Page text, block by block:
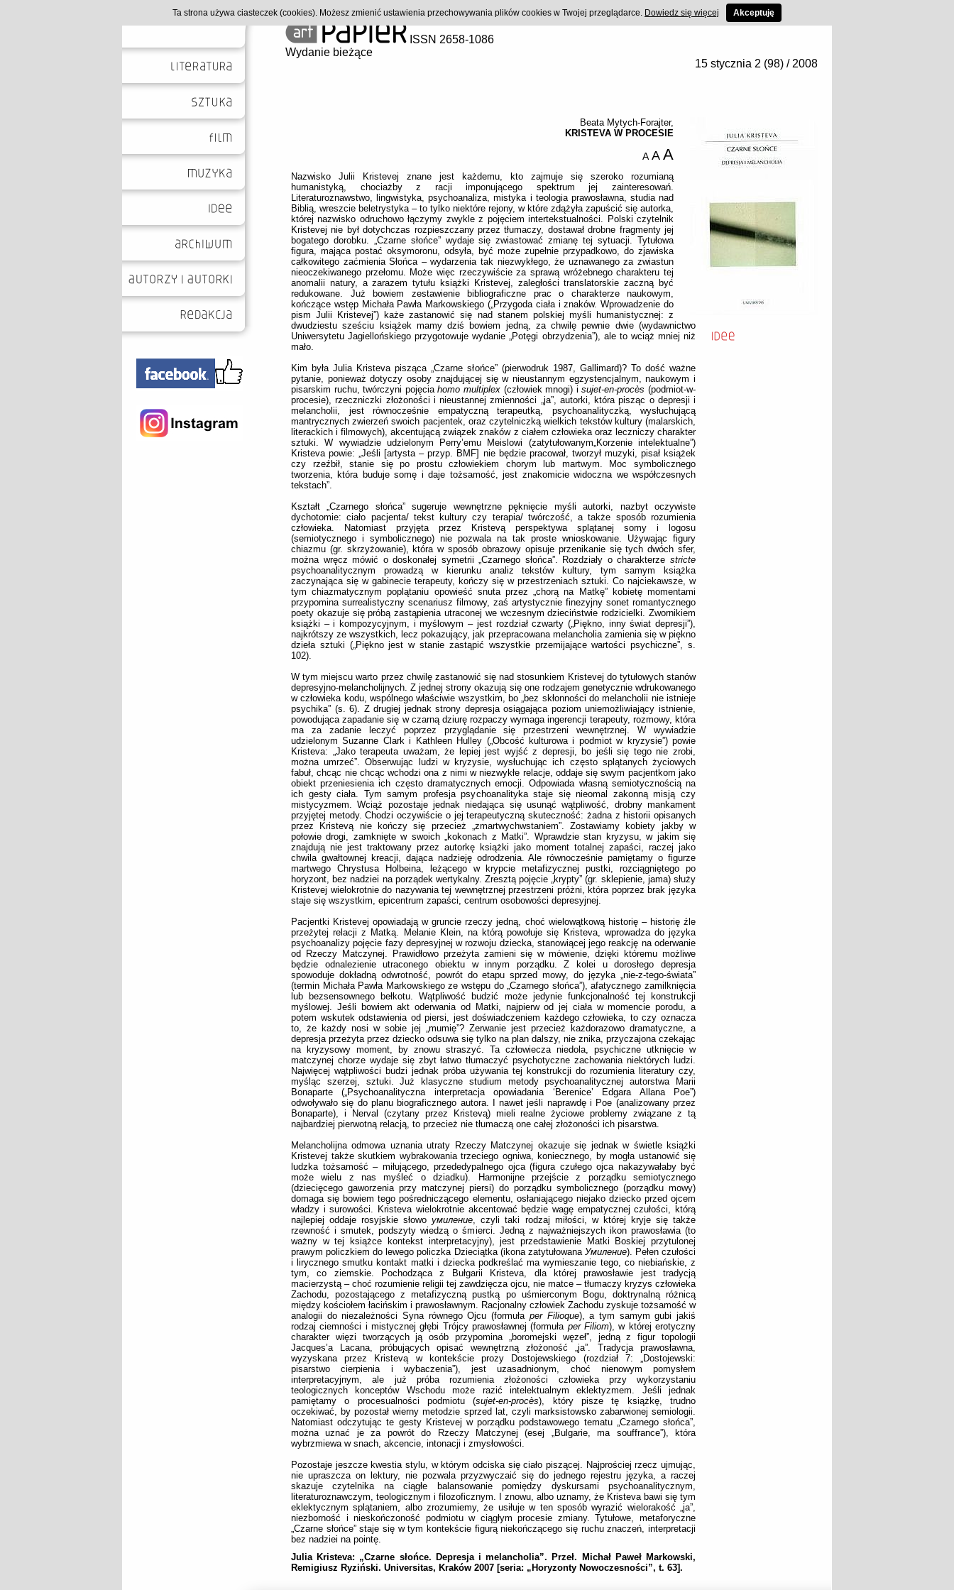
ISSN 2658-1086
Wydanie bieżące
15 stycznia 2 (98) / 2008
Beata Mytych-Forajter,
KRISTEVA W PROCESIE
A A A
Nazwisko Julii Kristevej znane jest każdemu, kto zajmuje się szeroko rozumianą
humanistyką, chociażby z racji imponującego spektrum jej zainteresowań.
Literaturoznawstwo, lingwistyka, psychoanaliza, mistyka i teologia prawosławna, studia nad
Biblią, wreszcie beletrystyka – to tylko niektóre rejony, w które zdążyła zapuścić się autorka,
której nazwisko odruchowo łączymy zwykle z pojęciem intertekstualności. Polski czytelnik
Kristevej nie był dotychczas rozpieszczany przez tłumaczy, dostawał drobne fragmenty jej
bogatego dorobku. „Czarne słońce” wydaje się zwiastować zmianę tej sytuacji. Tytułowa
figura, mająca postać oksymoronu, odsyła, być może zupełnie przypadkowo, do zjawiska
całkowitego zaćmienia Słońca – wydarzenia tak niezwykłego, że uznawanego za zwiastun
nieoczekiwanego przełomu. Może więc rzeczywiście za sprawą wróżebnego charakteru tej
anomalii natury, a zarazem tytułu książki Kristevej, zaległości translatorskie zaczną być
redukowane. Już bowiem zestawienie bibliograficzne prac o charakterze naukowym,
kończące wstęp Michała Pawła Markowskiego („Przygoda ciała i znaków. Wprowadzenie do
pism Julii Kristevej”) każe zastanowić się nad stanem polskiej myśli humanistycznej: z
dwudziestu sześciu książek mamy dziś bowiem jedną, za chwilę pewnie dwie (wydawnictwo
Uniwersytetu Jagiellońskiego przygotowuje wydanie „Potęgi obrzydzenia”), ale to wciąż mniej niż
mało.
Kim była Julia Kristeva pisząca „Czarne słońce” (pierwodruk 1987, Gallimard)? To dość ważne
pytanie, ponieważ dotyczy osoby znajdującej się w nieustannym egzystencjalnym, naukowym i
pisarskim ruchu, twórczyni pojęciahomo multiplex (człowiek mnogi) isujet-en-procès (podmiot-w-
procesie), rzeczniczki złożoności i nieustannej zmienności „ja”, autorki, która pisząc o depresji i
melancholii, jest równocześnie empatyczną terapeutką, psychoanalityczką, wysłuchującą
mantrycznych zwierzeń swoich pacjentek, oraz czytelniczką wielkich tekstów kultury (malarskich,
literackich i filmowych), akcentującą związek znaków z ciałem człowieka oraz leczniczy charakter
sztuki. W wywiadzie udzielonym Perry’emu Meislowi (zatytułowanym„Korzenie intelektualne”)
Kristeva powie: „Jeśli [artysta – przyp. BMF] nie będzie pracował, tworzył muzyki, pisał książek
czy rzeźbił, stanie się po prostu człowiekiem chorym lub martwym. Moc symbolicznego
tworzenia, która buduje somę i daje tożsamość, jest znakomicie widoczna we współczesnych
tekstach”.
Kształt „Czarnego słońca” sugeruje wewnętrzne pęknięcie myśli autorki, nazbyt oczywiste
dychotomie: ciało pacjenta/ tekst kultury czy terapia/ twórczość, a także sposób rozumienia
człowieka. Natomiast przyjęta przez Kristevą perspektywa splątanej somy i logosu
(semiotycznego i symbolicznego) nie pozwala na tak proste wnioskowanie. Używając figury
chiazmu (gr. skrzyżowanie), która w sposób obrazowy opisuje przenikanie się tych dwóch sfer,
można wręcz mówić o doskonałej symetrii „Czarnego słońca”. Rozdziały o charakterze stricte
psychoanalitycznym prowadzą w kierunku analiz tekstów kultury, tym samym książka
zaczynająca się w gabinecie terapeuty, kończy się w przestrzeniach sztuki. Co najciekawsze, w
tym chiazmatycznym poplątaniu opowieść snuta przez „chorą na Matkę” kobietę momentami
przypomina surrealistyczny scenariusz filmowy, zaś artystycznie finezyjny sonet romantycznego
poety okazuje się próbą zastąpienia utraconej we wczesnym dzieciństwie rodzicielki. Zwornikiem
książki – i kompozycyjnym, i myślowym – jest rozdział czwarty („Piękno, inny świat depresji”),
najkrótszy ze wszystkich, lecz pokazujący, jak przepracowana melancholia zamienia się w piękno
dzieła sztuki („Piękno jest w stanie zastąpić wszystkie przemijające wartości psychiczne”, s.
102).
W tym miejscu warto przez chwilę zastanowić się nad stosunkiem Kristevej do tytułowych stanów
depresyjno-melancholijnych. Z jednej strony okazują się one rodzajem genetycznie wdrukowanego
w człowieka kodu, wspólnego właściwie wszystkim, bo „bez skłonności do melancholii nie istnieje
psychika” (s. 6). Z drugiej jednak strony depresja osiągająca poziom uniemożliwiający istnienie,
powodująca zapadanie się w czarną dziurę rozpaczy wymaga ingerencji terapeuty, rozmowy, która
ma za zadanie leczyć poprzez przyglądanie się przestrzeni wewnętrznej. W wywiadzie
udzielonym Suzanne Clark i Kathleen Hulley („Obcość kulturowa i podmiot w kryzysie”) powie
Kristeva: „Jako terapeuta uważam, że lepiej jest wyjść z depresji, bo jeśli się tego nie zrobi,
można umrzeć”. Obserwując ludzi w kryzysie, wysłuchując ich często splątanych życiowych
fabuł, chcąc nie chcąc wchodzi ona z nimi w niezwykłe relacje, oddaje się swym pacjentkom jako
obiekt przeniesienia ich często dramatycznych emocji. Odpowiada własną semiotycznością na
ich gesty ciała. Tym samym profesja psychoanalityka staje się nieomal zakonną misją czy
mistycyzmem. Wciąż pozostaje jednak niedająca się usunąć wątpliwość, drobny mankament
przyjętej metody. Chodzi oczywiście o jej terapeutyczną skuteczność: żadna z historii opisanych
przez Kristevą nie kończy się przecież „zmartwychwstaniem”. Zostawiamy kobiety jakby w
połowie drogi, zamknięte w swoich „kokonach z Matki”. Wprawdzie stan kryzysu, w jakim się
znajdują nie jest traktowany przez autorkę książki jako moment totalnej zapaści, raczej jako
chwila gwałtownej kreacji, dająca nadzieję odrodzenia. Ale równocześnie pamiętamy o figurze
martwego Chrystusa Holbeina, leżącego w krypcie metafizycznej pustki, rozciągniętego po
horyzont, bez nadziei na porządek wertykalny. Zresztą pojęcie „krypty” (gr. sklepienie, jama) służy
Kristevej wielokrotnie do nazywania tej wewnętrznej przestrzeni próżni, która poprzez brak języka
staje się wszystkim, epicentrum zapaści, centrum osobowości depresyjnej.
Pacjentki Kristevej opowiadają w gruncie rzeczy jedną, choć wielowątkową historię – historię źle
przeżytej relacji z Matką. Melanie Klein, na którą powołuje się Kristeva, wprowadza do języka
psychoanalizy pojęcie fazy depresyjnej w rozwoju dziecka, stanowiącej jego reakcję na oderwanie
od Rzeczy Matczynej. Prawidłowo przeżyta zamieni się w mówienie, dzięki któremu możliwe
będzie odnalezienie utraconego obiektu w innym porządku. Z kolei u dorosłego depresja
spowoduje dokładną odwrotność, powrót do etapu sprzed mowy, do języka „nie-z-tego-świata”
(termin Michała Pawła Markowskiego ze wstępu do „Czarnego słońca”), afatycznego zamilknięcia
lub bezsensownego bełkotu. Wątpliwość budzić może jedynie funkcjonalność tej konstrukcji
myślowej. Jeśli bowiem akt oderwania od Matki, najpierw od jej ciała w momencie porodu, a
potem wskutek odstawienia od piersi, jest doświadczeniem każdego człowieka, to czy oznacza
to, że każdy nosi w sobie jej „mumię”? Zerwanie jest przecież każdorazowo dramatyczne, a
depresja przeżyta przez dziecko odsuwa się tylko na plan dalszy, nie znika, przyczajona czekając
na kryzysowy moment, by znowu straszyć. Ta człowiecza niedola, psychiczne utknięcie w
matczynej chorze wydaje się zbyt łatwo tłumaczyć psychotyczne zachowania niektórych ludzi.
Najwięcej wątpliwości budzi jednak próba używania tej konstrukcji do rozumienia literatury czy,
myśląc szerzej, sztuki. Już klasyczne studium metody psychoanalitycznej autorstwa Marii
Bonaparte („Psychoanalityczna interpretacja opowiadania ‘Berenice’ Edgara Allana Poe”)
odwoływało się do planu biograficznego autora. I nawet jeśli naprawdę i Poe (analizowany przez
Bonaparte), i Nerval (czytany przez Kristevą) mieli realne życiowe problemy związane z tą
najbardziej pierwotną relacją, to przecież nie tłumaczą one całej złożoności ich pisarstwa.
Melancholijna odmowa uznania utraty Rzeczy Matczynej okazuje się jednak w świetle książki
Kristevej także skutkiem wybrakowania trzeciego ogniwa, koniecznego, by mogła ustanowić się
ludzka tożsamość – miłującego, przededypalnego ojca (figura czułego ojca nakazywałaby być
może wielu z nas myśleć o dziadku). Harmonijne przejście z porządku semiotycznego
(dziecięcego gaworzenia przy matczynej piersi) do porządku symbolicznego (porządku mowy)
domaga się bowiem tego pośredniczącego elementu, osłaniającego niejako dziecko przed ojcem
władzy i surowości. Kristeva wielokrotnie akcentować będzie wagę empatycznej czułości, którą
najlepiej oddaje rosyjskie słowoумиление, czyli taki rodzaj miłości, w której kryje się także
rzewność i smutek, podszyty wiedzą o śmierci. Jedną z najważniejszych ikon prawosławia (to
ważny w tej książce kontekst interpretacyjny), jest przedstawienie Matki Boskiej przytulonej
prawym policzkiem do lewego policzka Dzieciątka (ikona zatytułowana Умиление). Pełen czułości
i lirycznego smutku kontakt matki i dziecka podkreślać ma wymieszanie tego, co niebiańskie, z
tym, co ziemskie. Pochodząca z Bułgarii Kristeva, dla której prawosławie jest tradycją
macierzystą – choć rozumienie religii tej zawdzięcza ojcu, nie matce – tłumaczy kryzys człowieka
Zachodu, pozostającego z metafizyczną pustką po uśmierconym Bogu, doktrynalną różnicą
między kościołem łacińskim i prawosławnym. Racjonalny człowiek Zachodu zyskuje tożsamość w
analogii do niezależności Syna równego Ojcu (formuła per Filioque), a tym samym gubi jakiś
rodzaj ciemności i mistycznej głębi Trójcy prawosławnej (formuła per Filiom), w której erotyczny
charakter więzi tworzących ją osób przypomina „boromejski węzeł”, jedną z figur topologii
Jacques’a Lacana, próbujących opisać wewnętrzną złożoność „ja”. Tradycja prawosławna,
wyzyskana przez Kristevą w kontekście prozy Dostojewskiego (rozdział 7: „Dostojewski:
pisarstwo cierpienia i wybaczenia”), jest uzasadnionym, choć nienowym pomysłem
interpretacyjnym, ale już próba rozumienia złożoności człowieka przy wykorzystaniu
teologicznych konceptów Wschodu może razić intelektualnym eklektyzmem. Jeśli jednak
pamiętamy o procesualności podmiotu (sujet-en-procès), który pisze tę książkę, trudno
oczekiwać, by pozostał wierny metodzie sprzed lat, czyli marksistowsko zabarwionej semiologii.
Natomiast odczytując te gesty Kristevej w porządku podstawowego tematu „Czarnego słońca”,
można uznać je za powrót do Rzeczy Matczynej (esej „Bulgarie, ma souffrance”), która
wybrzmiewa w snach, akcencie, intonacji i zmysłowości.
Pozostaje jeszcze kwestia stylu, w którym odciska się ciało piszącej. Najprościej rzecz ujmując,
nie upraszcza on lektury, nie pozwala przyzwyczaić się do jednego rejestru języka, a raczej
skazuje czytelnika na ciągłe balansowanie pomiędzy dyskursami psychoanalitycznym,
literaturoznawczym, teologicznym i filozoficznym. I znowu, albo uznamy, że Kristeva bawi się tym
eklektycznym splątaniem, albo zrozumiemy, że usiłuje w ten sposób wyrazić wielorakość „ja”,
niezborność i nieskończoność podmiotu w ciągłym procesie zmiany. Tytułowe, metaforyczne
„Czarne słońce” staje się w tym kontekście figurą niekończącego się ruchu znaczeń, interpretacji
bez nadziei na pointę.
Julia Kristeva: „Czarne słońce. Depresja i melancholia”. Przeł. Michał Paweł Markowski,
Remigiusz Ryziński. Universitas, Kraków 2007 [seria: „Horyzonty Nowoczesności”, t. 63].
Ta strona używa ciasteczek (cookies). Możesz zmienić ustawienia przechowywania plików cookies w Twojej przeglądarce. Dowiedz się więcej Akceptuję